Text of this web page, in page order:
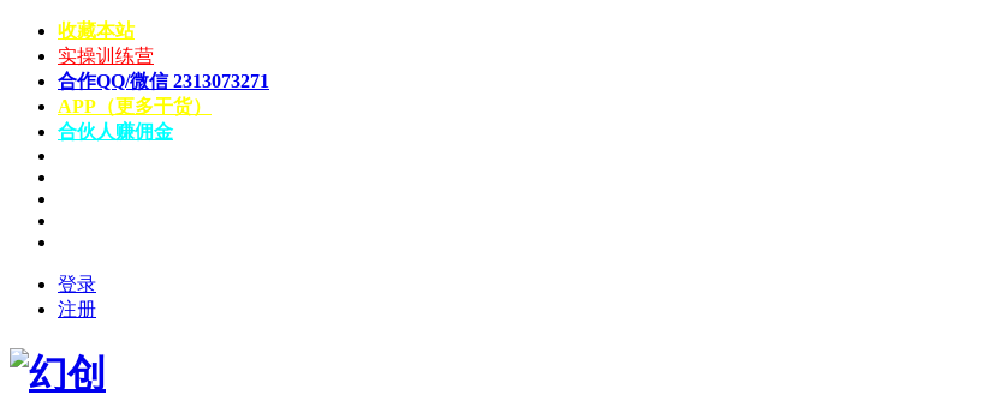
收藏本站
实操训练营
合作QQ/微信 2313073271
APP（更多干货）
合伙人赚佣金
登录
注册